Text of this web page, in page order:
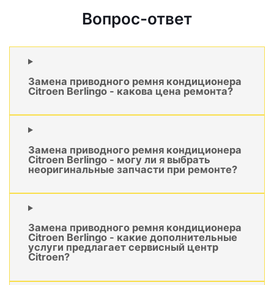
Вопрос-ответ
Замена приводного ремня кондиционера
Citroen Berlingo - какова цена ремонта?
Замена приводного ремня кондиционера
Citroen Berlingo - могу ли я выбрать
неоригинальные запчасти при ремонте?
Замена приводного ремня кондиционера
Citroen Berlingo - какие дополнительные
услуги предлагает сервисный центр
Citroen?